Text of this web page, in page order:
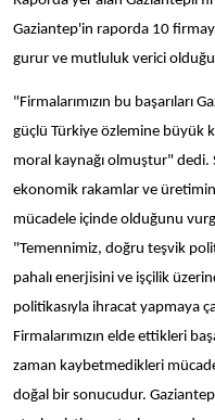
Gaziantep'in raporda 10
gurur ve mutluluk verici
"Firmalarımızın bu başarıları
güçlü Türkiye özlemine büyük
moral kaynağı olmuştur" dedi.
ekonomik rakamlar ve
mücadele içinde olduğunu
"Temennimiz, doğru teşvik
pahalı enerjisini ve işçilik
politikasıyla ihracat yapmaya
Firmalarımızın elde ettikleri
zaman kaybetmedikleri
doğal bir sonucudur.